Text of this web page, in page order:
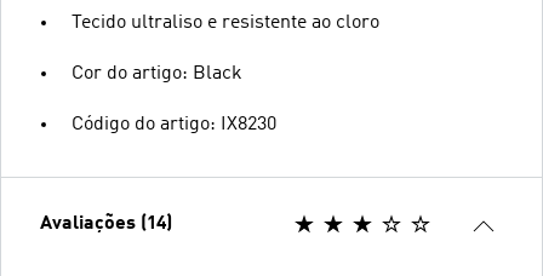
Tecido ultraliso e resistente ao cloro
Cor do artigo: Black
Código do artigo: IX8230
Avaliações (14)